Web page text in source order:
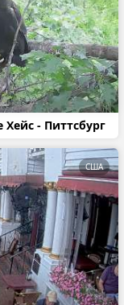
Хейс - Питтсбург
США